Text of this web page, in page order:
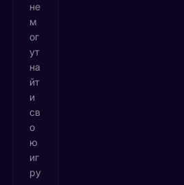
не
м
ог
ут
на
йт
и
св
о
ю
иг
ру